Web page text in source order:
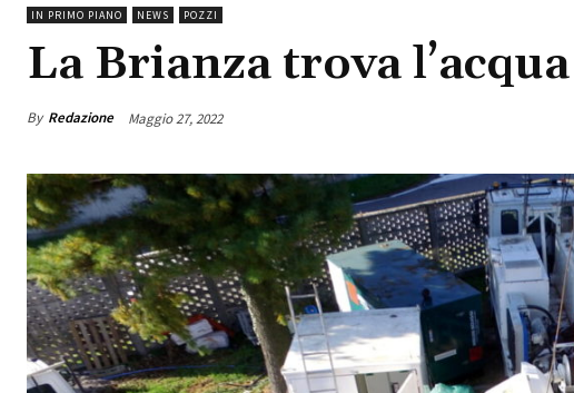
IN PRIMO PIANO NEWS POZZI
La Brianza trova l’acqua
By Redazione Maggio 27, 2022